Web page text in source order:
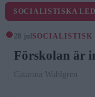
SOCIALISTISKA
28 julSOCIALISTISK
Förskolan är
Catarina Wahlgren